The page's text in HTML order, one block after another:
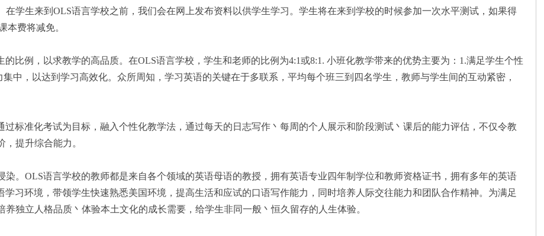
在学生来到OLS语言学校之前，我们会在网上发布资料以供学生学习。学生将在来到学校的时候参加一次水平测试，如果得
本费将减免。
比例，以求教学的高品质。在OLS语言学校，学生和老师的比例为4:1或8:1. 小班化教学带来的优势主要为：1.满足学生个性
中，以达到学习高效化。众所周知，学习英语的关键在于多联系，平均每个班三到四名学生，教师与学生间的互动紧密，
过标准化考试为目标，融入个性化教学法，通过每天的日志写作丶每周的个人展示和阶段测试丶课后的能力评估，不仅令教
提升综合能力。
染。OLS语言学校的教师都是来自各个领域的英语母语的教授，拥有英语专业四年制学位和教师资格证书，拥有多年的英语
学习环境，带领学生快速熟悉美国环境，提高生活和应试的口语写作能力，同时培养人际交往能力和团队合作精神。为满足
独立人格品质丶体验本土文化的成长需要，给学生非同一般丶恒久留存的人生体验。